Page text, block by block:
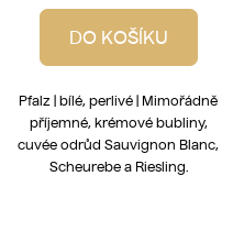
DO KOŠÍKU
Pfalz | bílé, perlivé | Mimořádně
příjemné, krémové bubliny,
cuvée odrůd Sauvignon Blanc,
Scheurebe a Riesling.